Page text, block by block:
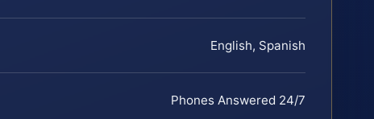
English, Spanish
Phones Answered 24/7